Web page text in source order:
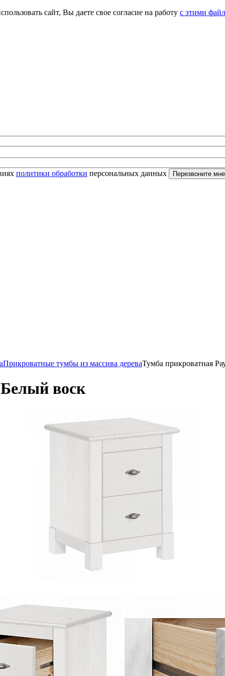
сайт, Вы даете свое согласие на работу с этими
политики обработки персональных данных
Прикроватные тумбы из массива дереваТумба прикроватная
воск